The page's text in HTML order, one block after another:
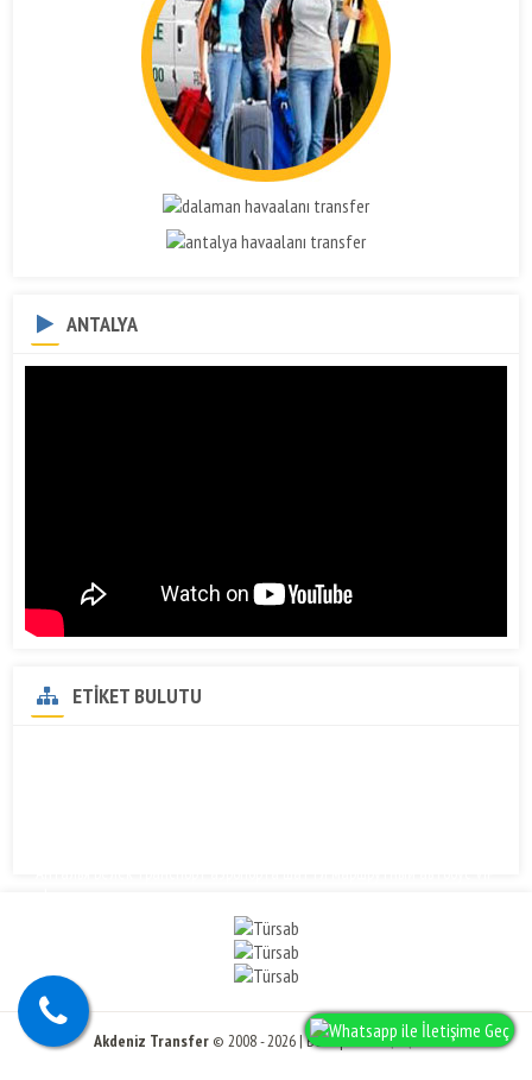
ANTALYA
ETİKET BULUTU
Akdeniz Transfer © 2008 - 2026 | Все права защищены.